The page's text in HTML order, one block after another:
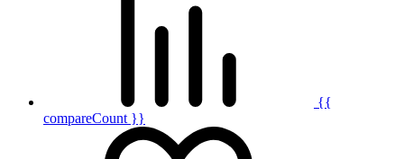
{{
compareCount }}